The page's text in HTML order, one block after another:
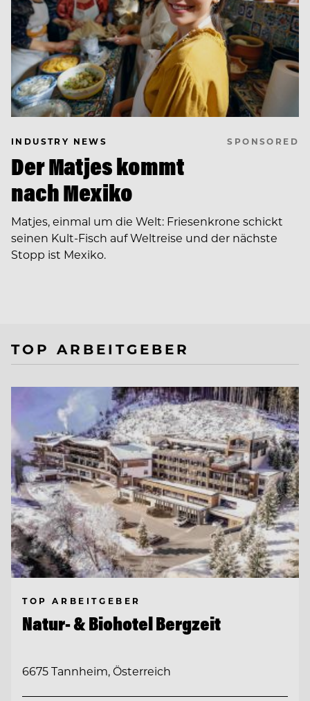
INDUSTRY NEWS SPONSORED
Der Matjes kommt
nach Mexiko
Matjes, einmal um die Welt: Friesenkrone schickt
seinen Kult-Fisch auf Weltreise und der nächste
Stopp ist Mexiko.
TOP ARBEITGEBER
TOP ARBEITGEBER
Natur- & Biohotel Bergzeit
6675 Tannheim, Österreich